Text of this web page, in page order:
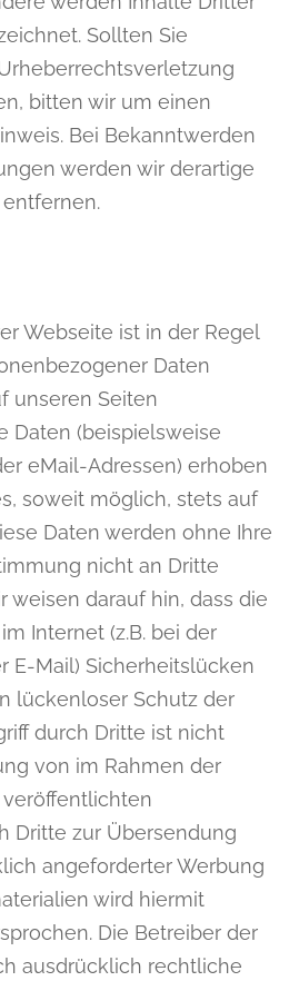
Sollten Sie
bitten wir um einen
Bei Bekanntwerden
werden wir derartige
Webseite ist in der Regel
Daten
unseren Seiten
Daten (beispielsweise
eMail-Adressen) erhoben
soweit möglich, stets auf
Daten werden ohne Ihre
nicht an Dritte
weisen darauf hin, dass die
Internet (z.B. bei der
E-Mail) Sicherheitslücken
lückenloser Schutz der
durch Dritte ist nicht
von im Rahmen der
Dritte zur Übersendung
angeforderter Werbung
wird hiermit
Die Betreiber der
ausdrücklich rechtliche